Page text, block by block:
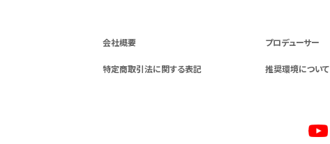
会社概要 プロデューサー
特定商取引法に関する表記 推奨環境について